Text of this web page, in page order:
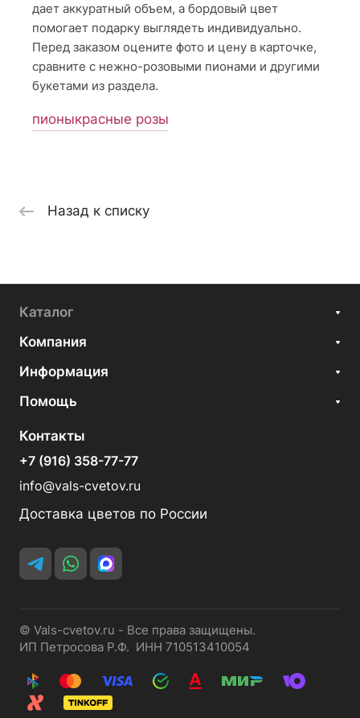
дает аккуратный объем, а бордовый цвет
помогает подарку выглядеть индивидуально.
Перед заказом оцените фото и цену в карточке,
сравните с нежно-розовыми пионами и другими
букетами из раздела.
пионыкрасные розы
Назад к списку
Каталог
Компания
Информация
Помощь
Контакты
+7 (916) 358-77-77
info@vals-cvetov.ru
Доставка цветов по России
© Vals-cvetov.ru - Все права защищены.
ИП Петросова Р.Ф. ИНН 710513410054